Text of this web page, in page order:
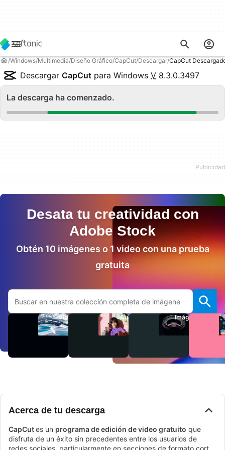
Windows Multimedia Diseño Gráfico CapCut Descargar CapCut
Descargar CapCut para Windows V 8.3.0.3497
La descarga ha comenzado.
Desata tu creatividad con
Adobe Stock
Obtén 10 imágenes o 1 video con una prueba
gratuita
Buscar en el sitio web de Adobe.com
Videos Audio Imágenes
Acerca de tu descarga
CapCutes un programa de edición de video gratuito que
disfruta de un éxito sin precedentes entre los usuarios de
redes sociales, particularmente en secciones de formato corto